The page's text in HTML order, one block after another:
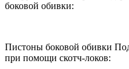
боковой обивки:
Пистоны боковой обивки
при помощи скотч-локов: